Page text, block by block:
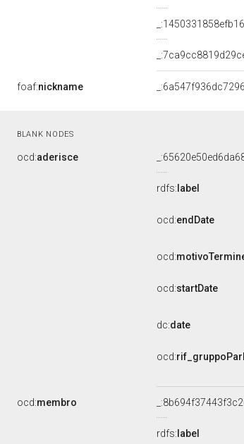
foaf:nickname
BLANK NODES
ocd:aderisce
rdfs: label
ocd:endDate
ocd:
ocd:startDate
dc:date
ocd:
ocd:membro
rdfs: label